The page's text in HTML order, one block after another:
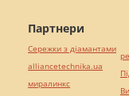
Партнери
Сережки з діамантами
alliancetechnika.ua
миралинкс